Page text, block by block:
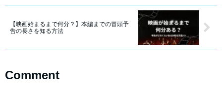
【映画始まるまで何分？】本編までの冒頭予
告の長さを知る方法
Comment